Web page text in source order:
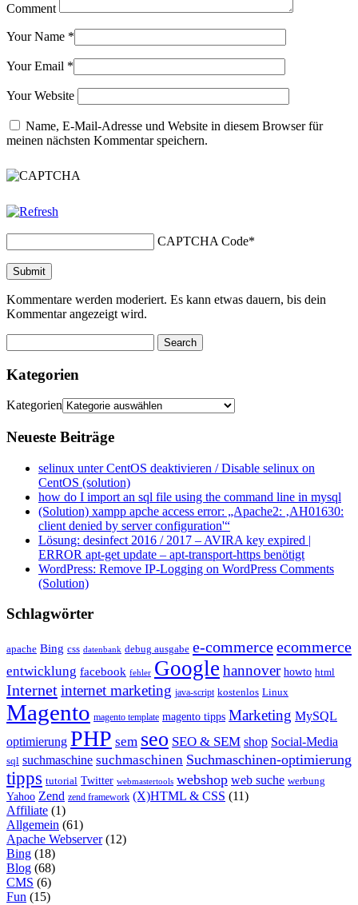
Comment
Your Name *
Your Email *
Your Website
Name, E-Mail-Adresse und Website in diesem Browser für
meinen nächsten Kommentar speichern.
CAPTCHA Code*
Kommentare werden moderiert. Es kann etwas dauern, bis dein
Kommentar angezeigt wird.
Kategorien
Kategorien
Neueste Beiträge
selinux unter CentOS deaktivieren / Disable selinux on
CentOS (solution)
how do I import an sql file using the command line in mysql
(Solution) xampp apche access error: „Apache2: ‚AH01630:
client denied by server configuration'“
Lösung: desinfect 2016 / 2017 – AVIRA key expired |
ERROR apt-get update – apt-transport-https benötigt
WordPress: Remove IP-Logging on WordPress Comments
(Solution)
Schlagwörter
apache Bing css datenbank debug ausgabe e-commerceecommerce
entwicklung facebook fehler Google hannover howto html
Internetinternet marketing java-script kostenlos Linux
Magento magento template magento tipps Marketing MySQL
optimierung PHP sem seo SEO & SEM shop Social-Media
sql suchmaschine suchmaschinen Suchmaschinen-optimierung
tipps tutorial Twitter webmastertools webshop web suche werbung
Yahoo Zend zend framework (X)HTML & CSS (11)
Affiliate (1)
Allgemein (61)
Apache Webserver(12)
Bing (18)
Blog (68)
CMS (6)
Fun (15)